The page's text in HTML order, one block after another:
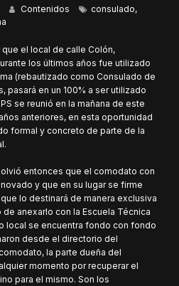
Contenidos consulado,
el local de calle Colón,
los últimos años fue utilizado
(rebautizado como Consulado de
pasará en un 100% a ser utilizado
se reunió en la mañana de este
anteriores, en esta oportunidad
formal y concreto de parte de la
entonces que el comodato con
y que en su lugar se firme
lo destinará de manera exclusiva
de anexarlo con la Escuela Técnica
local se encuentra fondo con fondo
desde el directorio del
la parte dueña del
momento por recuperar el
para el mismo. Son los